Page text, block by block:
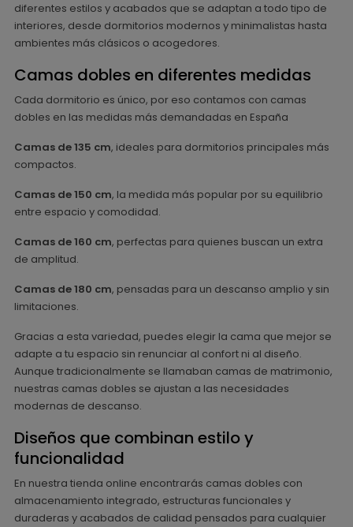
diferentes estilos y acabados que se adaptan a todo tipo de
interiores, desde dormitorios modernos y minimalistas hasta
ambientes más clásicos o acogedores.
Camas dobles en diferentes medidas
Cada dormitorio es único, por eso contamos con camas
dobles en las medidas más demandadas en España
Camas de 135 cm, ideales para dormitorios principales más
compactos.
Camas de 150 cm, la medida más popular por su equilibrio
entre espacio y comodidad.
Camas de 160 cm, perfectas para quienes buscan un extra
de amplitud.
Camas de 180 cm, pensadas para un descanso amplio y sin
limitaciones.
Gracias a esta variedad, puedes elegir la cama que mejor se
adapte a tu espacio sin renunciar al confort ni al diseño.
Aunque tradicionalmente se llamaban camas de matrimonio,
nuestras camas dobles se ajustan a las necesidades
modernas de descanso.
Diseños que combinan estilo y
funcionalidad
En nuestra tienda online encontrarás camas dobles con
almacenamiento integrado, estructuras funcionales y
duraderas y acabados de calidad pensados para cualquier